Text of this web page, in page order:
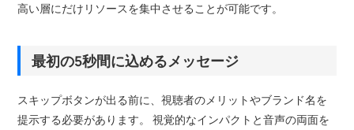
高い層にだけリソースを集中させることが可能です。
最初の5秒間に込めるメッセージ
スキップボタンが出る前に、視聴者のメリットやブランド名を
提示する必要があります。 視覚的なインパクトと音声の両面を